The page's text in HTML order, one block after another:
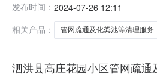
日起1日五、凡对本次公告
采购代理机构信息
发布时间： 2024-07-26 12:11
相关产品：
管网疏通及化粪池等清理服务
泗洪县高庄花园小区管网疏